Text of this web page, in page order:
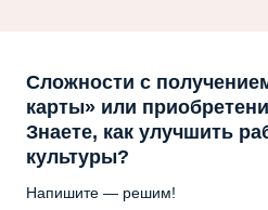
Сложности с
карты» или
Знаете, как улучшить
культуры?
Напишите — решим!